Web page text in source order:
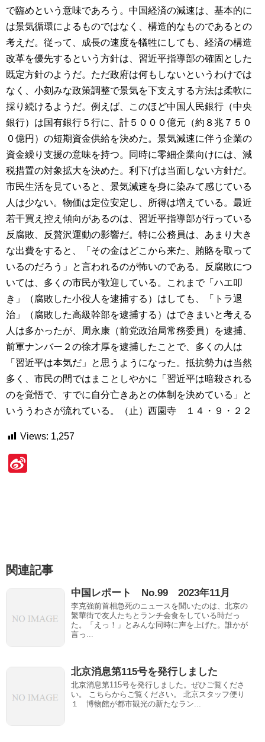
で臨めという意味であろう。中国経済の減速は、基本的に
は景気循環によるものではなく、構造的なものであるとの
考えだ。従って、成長の速度を犠牲にしても、経済の構造
改革を優先するという方針は、習近平指導部の確固とした
既定方針のようだ。ただ政府は何もしないというわけでは
なく、小刻みな政策調整で景気を下支えする方法は柔軟に
採り続けるようだ。例えば、このほど中国人民銀行（中央
銀行）は国有銀行５行に、計５０００億元（約８兆７５０
０億円）の短期資金供給を決めた。景気減速に伴う企業の
資金繰り支援の意味を持つ。同時に零細企業向けには、減
税措置の対象拡大を決めた。利下げは当面しない方針だ。
市民生活を見ていると、景気減速を身に染みて感じている
人は少ない。物価は定位安定し、所得は増えている。最近
若干買え控え傾向があるのは、習近平指導部が行っている
反腐敗、反贅沢運動の影響だ。特に公務員は、あまり大き
な出費をすると、「その金はどこから来た、賄賂を取って
いるのだろう」と言われるのが怖いのである。反腐敗につ
いては、多くの市民が歓迎している。これまで「ハエ叩
き」（腐敗した小役人を逮捕する）はしても、「トラ退
治」（腐敗した高級幹部を逮捕する）はできまいと考える
人は多かったが、周永康（前党政治局常務委員）を逮捕、
前軍ナンバー２の徐才厚を逮捕したことで、多くの人は
「習近平は本気だ」と思うようになった。抵抗勢力は当然
多く、市民の間ではまことしやかに「習近平は暗殺される
のを覚悟で、すでに自分亡きあとの体制を決めている」と
いううわさが流れている。（止）西園寺 １４・９・２２
Views: 1,257
b
o
関連記事
中国レポート No.99 2023年11月
李克強前首相急死のニュースを聞いたのは、北京の
繁華街で友人たちとランチ会食をしている時だっ
た。「えっ！」とみんな同時に声を上げた。誰かが
言っ...
北京消息第115号を発行しました
北京消息第115号を発行しました。ぜひご覧くださ
い。 こちらからご覧ください。 北京スタッフ便り
１ 博物館が都市観光の新たなラン...